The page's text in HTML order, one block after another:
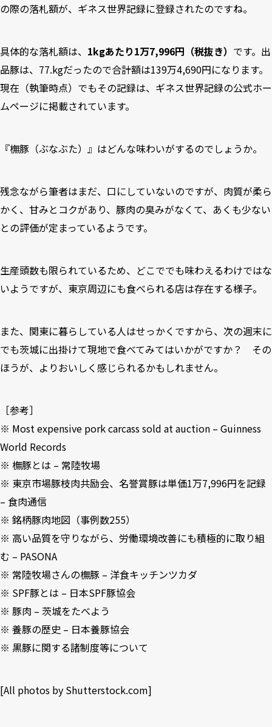
の際の落札額が、ギネス世界記録に登録されたのですね。
具体的な落札額は、 1kgあたり1万7,996円（税抜き） です。出
品豚は、77.kgだったので合計額は139万4,690円になります。
現在（執筆時点）でもその記録は、ギネス世界記録の公式ホー
ムページに掲載されています。
『橅豚（ぶなぶた）』はどんな味わいがするのでしょうか。
残念ながら筆者はまだ、口にしていないのですが、肉質が柔ら
かく、甘みとコクがあり、豚肉の臭みがなくて、あくも少ない
との評価が定まっているようです。
生産頭数も限られているため、どこででも味わえるわけではな
いようですが、東京周辺にも食べられる店は存在する様子。
また、関東に暮らしている人はせっかくですから、次の週末に
でも茨城に出掛けて現地で食べてみてはいかがですか？ その
ほうが、よりおいしく感じられるかもしれません。
［参考］
※ Most expensive pork carcass sold at auction – Guinness
World Records
※ 橅豚とは – 常陸牧場
※ 東京市場豚枝肉共励会、名誉賞豚は単価1万7,996円を記録
– 食肉通信
※ 銘柄豚肉地図（事例数255）
※ 高い品質を守りながら、労働環境改善にも積極的に取り組
む – PASONA
※ 常陸牧場さんの橅豚 – 洋食キッチンツカダ
※ SPF豚とは – 日本SPF豚協会
※ 豚肉 – 茨城をたべよう
※ 養豚の歴史 – 日本養豚協会
※ 黒豚に関する諸制度等について
[All photos by Shutterstock.com]